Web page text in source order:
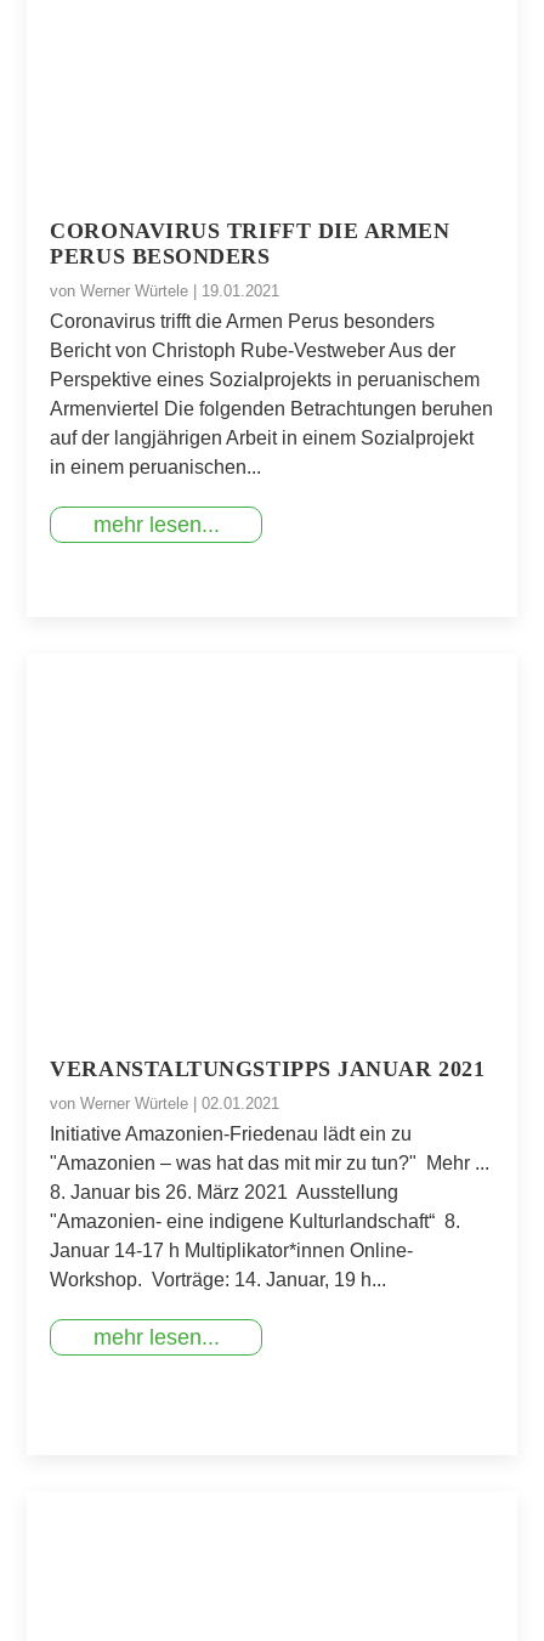
CORONAVIRUS TRIFFT DIE ARMEN
PERUS BESONDERS
vonWerner Würtele 19.01.2021
Coronavirus trifft die Armen Perus besonders
Bericht von Christoph Rube-Vestweber Aus der
Perspektive eines Sozialprojekts in peruanischem
Armenviertel Die folgenden Betrachtungen beruhen
auf der langjährigen Arbeit in einem Sozialprojekt
in einem peruanischen...
mehr lesen...
VERANSTALTUNGSTIPPS JANUAR 2021
vonWerner Würtele |02.01.2021
Initiative Amazonien-Friedenau lädt ein zu
"Amazonien – was hat das mit mir zu tun?" Mehr ...
8. Januar bis 26. März 2021 Ausstellung
"Amazonien- eine indigene Kulturlandschaft“ 8.
Januar 14-17 h Multiplikator*innen Online-
Workshop. Vorträge: 14. Januar, 19 h...
mehr lesen...